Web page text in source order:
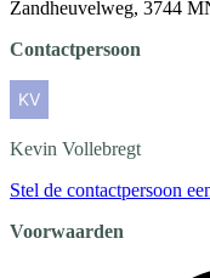
Zandheuvelweg, 3744
Contactpersoon
Kevin Vollebregt
Stel de contactpersoon
Voorwaarden